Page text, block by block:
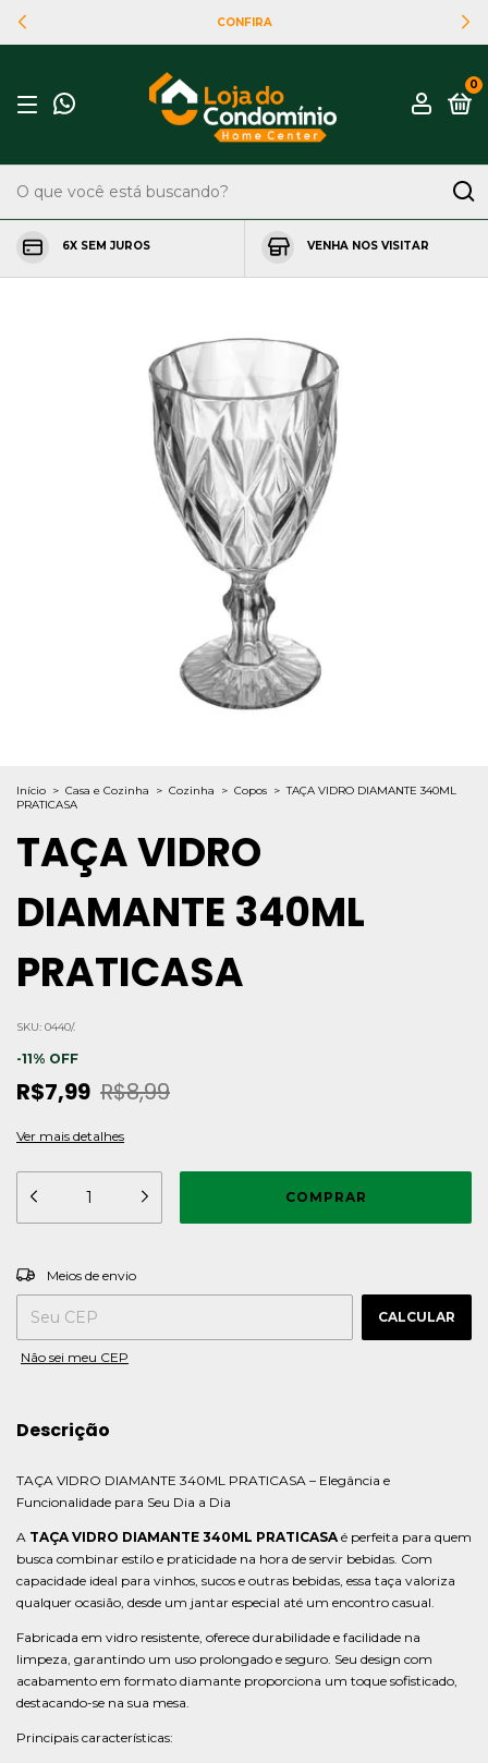
CONFIRA
0
6X SEM JUROS VENHA NOS VISITAR
Início > Casa e Cozinha > Cozinha > Copos > TAÇA VIDRO DIAMANTE 340ML
PRATICASA
TAÇA VIDRO
DIAMANTE 340ML
PRATICASA
SKU: 0440/.
-11% OFF
R$7,99 R$8,99
Ver mais detalhes
Entregas para o CEP:
Meios de envio
CALCULAR
Não sei meu CEP
Descrição
TAÇA VIDRO DIAMANTE 340ML PRATICASA – Elegância e
Funcionalidade para Seu Dia a Dia
A TAÇA VIDRO DIAMANTE 340ML PRATICASA é perfeita para quem
busca combinar estilo e praticidade na hora de servir bebidas. Com
capacidade ideal para vinhos, sucos e outras bebidas, essa taça valoriza
qualquer ocasião, desde um jantar especial até um encontro casual.
Fabricada em vidro resistente, oferece durabilidade e facilidade na
limpeza, garantindo um uso prolongado e seguro. Seu design com
acabamento em formato diamante proporciona um toque sofisticado,
destacando-se na sua mesa.
Principais características: